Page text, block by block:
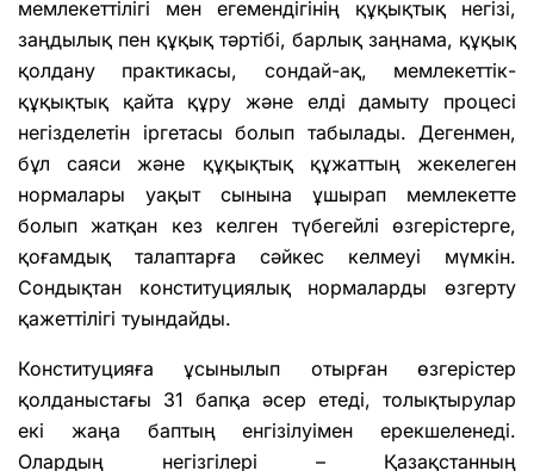
мемлекеттілігі мен егемендігінің құқықтық негізі,
заңдылық пен құқық тәртібі, барлық заңнама, құқық
қолдану практикасы, сондай-ақ, мемлекеттік-
құқықтық қайта құру және елді дамыту процесі
негізделетін іргетасы болып табылады. Дегенмен,
бұл саяси және құқықтық құжаттың жекелеген
нормалары уақыт сынына ұшырап мемлекетте
болып жатқан кез келген түбегейлі өзгерістерге,
қоғамдық талаптарға сәйкес келмеуі мүмкін.
Сондықтан конституциялық нормаларды өзгерту
қажеттілігі туындайды.
Конституцияға ұсынылып отырған өзгерістер
қолданыстағы 31 бапқа әсер етеді, толықтырулар
екі жаңа баптың енгізілуімен ерекшеленеді.
Олардың негізгілері – Қазақстанның